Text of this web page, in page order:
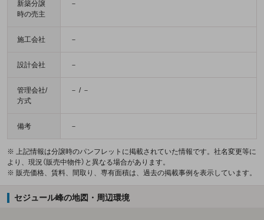
新築分譲
時の売主
－
施工会社 －
設計会社 －
管理会社/
方式
－ / －
備考 －
※ 上記情報は分譲時のパンフレットに掲載されていた情報です。社名変更等に
より、現況（販売中物件）と異なる場合があります。
※ 販売価格、賃料、間取り、専有面積は、過去の掲載事例を表示しています。
セジュール峰の地図・周辺環境